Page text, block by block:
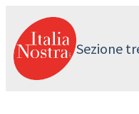
contenuto
Sezione